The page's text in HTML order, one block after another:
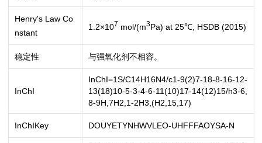
Henry's Law Co
nstant
1.2×107 mol/(m3Pa) at 25℃, HSDB (2015)
稳定性 与强氧化剂不相容。
InChI
InChI=1S/C14H16N4/c1-9(2)7-18-8-16-12-
13(18)10-5-3-4-6-11(10)17-14(12)15/h3-6,
8-9H,7H2,1-2H3,(H2,15,17)
InChIKey DOUYETYNHWVLEO-UHFFFAOYSA-N